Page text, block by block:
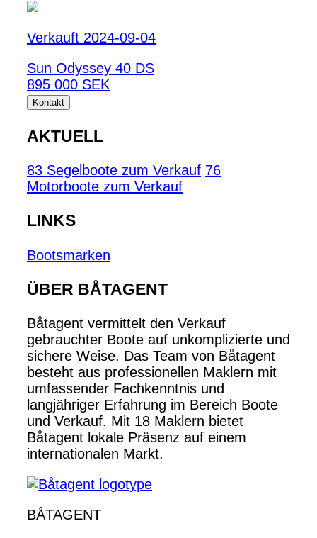
Verkauft 2024-09-04
Sun Odyssey 40 DS
895 000 SEK
Kontakt
AKTUELL
83 Segelboote zum Verkauf 76
Motorboote zum Verkauf
LINKS
Bootsmarken
ÜBER BÅTAGENT
Båtagent vermittelt den Verkauf
gebrauchter Boote auf unkomplizierte und
sichere Weise. Das Team von Båtagent
besteht aus professionellen Maklern mit
umfassender Fachkenntnis und
langjähriger Erfahrung im Bereich Boote
und Verkauf. Mit 18 Maklern bietet
Båtagent lokale Präsenz auf einem
internationalen Markt.
BÅTAGENT